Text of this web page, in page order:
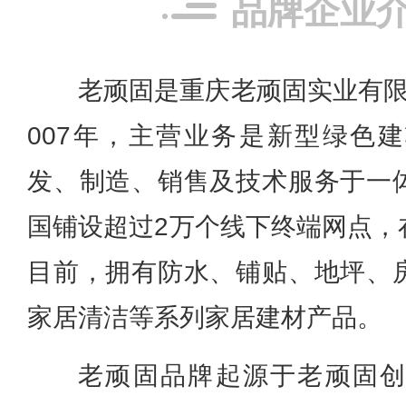
品牌企业
老顽固是重庆老顽固实业有
007年，主营业务是新型绿色
发、制造、销售及技术服务于一
国铺设超过2万个线下终端网点
目前，拥有防水、铺贴、地坪、
家居清洁等系列家居建材产品。
老顽固品牌起源于老顽固